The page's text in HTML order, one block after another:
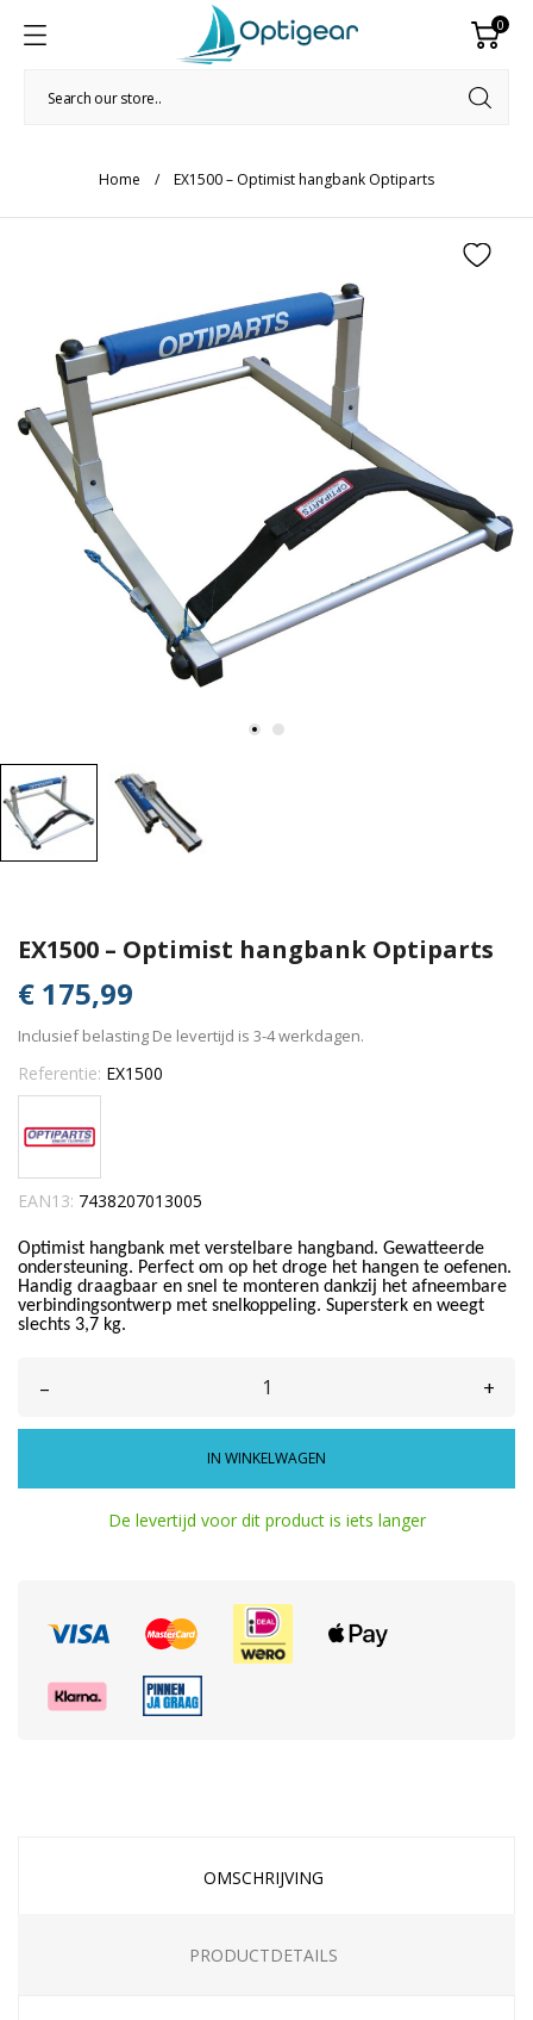
0
Home EX1500 – Optimist hangbank Optiparts
EX1500 – Optimist hangbank Optiparts
€ 175,99
Inclusief belasting De levertijd is 3-4 werkdagen.
Referentie: EX1500
EAN13: 7438207013005
Optimist hangbank met verstelbare hangband. Gewatteerde
ondersteuning. Perfect om op het droge het hangen te oefenen.
Handig draagbaar en snel te monteren dankzij het afneembare
verbindingsontwerp met snelkoppeling. Supersterk en weegt
slechts 3,7 kg.
– +
IN WINKELWAGEN
De levertijd voor dit product is iets langer
OMSCHRIJVING
PRODUCTDETAILS